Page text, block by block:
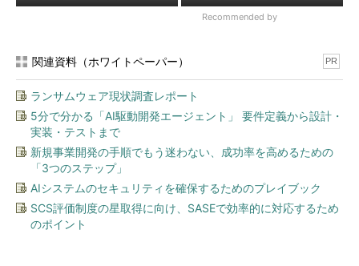
Recommended by
関連資料（ホワイトペーパー） PR
ランサムウェア現状調査レポート
5分で分かる「AI駆動開発エージェント」 要件定義から設計・
実装・テストまで
新規事業開発の手順でもう迷わない、成功率を高めるための
「3つのステップ」
AIシステムのセキュリティを確保するためのプレイブック
SCS評価制度の星取得に向け、SASEで効率的に対応するため
のポイント